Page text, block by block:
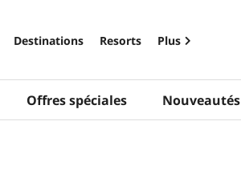
Destinations Resorts Plus
Offres spéciales Nouveautés